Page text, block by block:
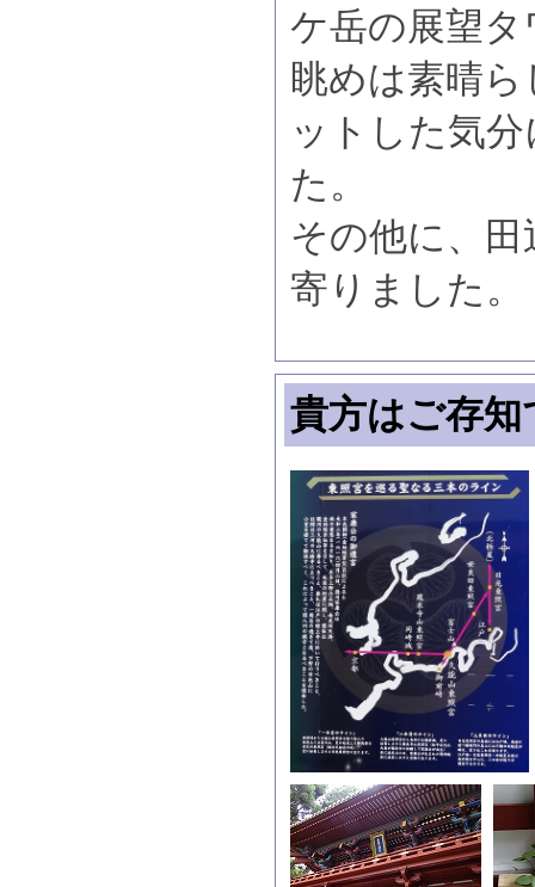
ケ岳の展望
眺めは素晴
ットした気
た。
その他に、
寄りました。
貴方はご存